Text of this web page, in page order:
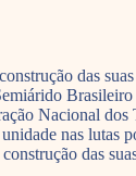
das
Nacional
nas
das